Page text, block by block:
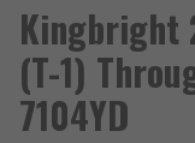
Kingbright
(T-1)
7104YD